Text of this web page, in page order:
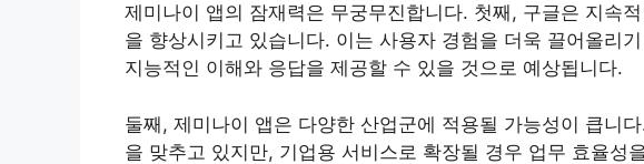
제미나이 앱의 잠재력은 무궁무진합니다. 첫째, 구글은 지속
을 향상시키고 있습니다. 이는 사용자 경험을 더욱 끌어올리
지능적인 이해와 응답을 제공할 수 있을 것으로 예상됩니다.
둘째, 제미나이 앱은 다양한 산업군에 적용될 가능성이 큽니
을 맞추고 있지만, 기업용 서비스로 확장될 경우 업무 효율성